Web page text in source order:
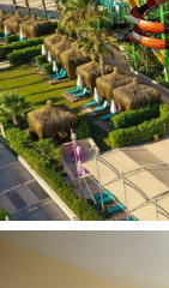
prie baseino:
a la carte
mokestį; BBQ,
regiono,
neįleidžiami,
vieną
gydytojo
konditerija yra
belaidis
baseino)
vandens
automobilių